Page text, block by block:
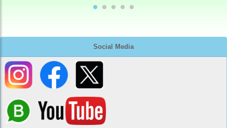
Social Media